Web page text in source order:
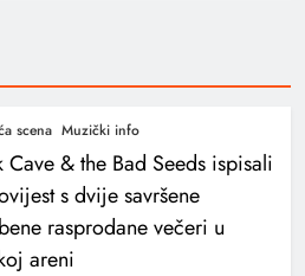
scena Muzički info
Cave & the Bad Seeds ispisali
s dvije savršene
rasprodane večeri u
areni